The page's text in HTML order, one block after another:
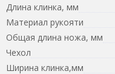
Длина клинка, мм
Материал рукояти
Общая длина ножа, мм
Чехол
Ширина клинка,мм